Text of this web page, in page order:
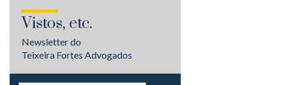
Vistos, etc.
Newsletter do
Teixeira Fortes Advogados